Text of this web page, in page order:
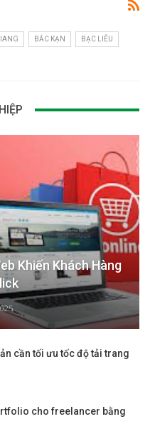
BẮC KẠN BẠC LIÊU
Khiến Khách Hàng
cần tối ưu tốc độ tải trang
cho freelancer bằng